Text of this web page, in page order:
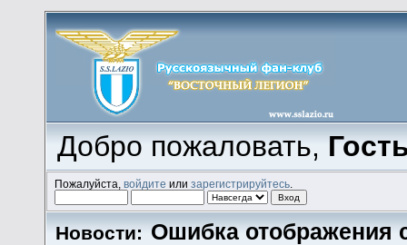
Добро пожаловать,
Пожалуйста,войдите илизарегистрируйтесь
Новости: Ошибка отображения